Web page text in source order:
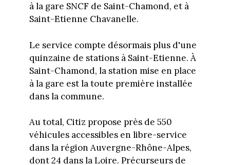
à la gare SNCF de Saint-Chamond, et à
Saint-Etienne Chavanelle.
Le service compte désormais plus d'une
quinzaine de stations à Saint-Etienne. À
Saint-Chamond, la station mise en place
à la gare est la toute première installée
dans la commune.
Au total, Citiz propose près de 550
véhicules accessibles en libre-service
dans la région Auvergne-Rhône-Alpes,
dont 24 dans la Loire. Précurseurs de